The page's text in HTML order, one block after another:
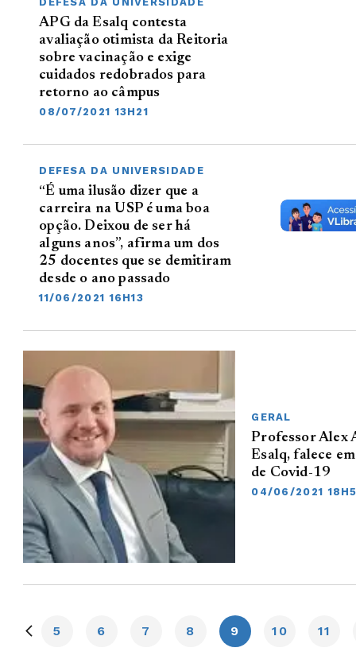
APG da Esalq contesta
avaliação otimista da Reitoria
sobre vacinação e exige
cuidados redobrados para
retorno ao câmpus
08/07/2021 13H21
DEFESA DA UNIVERSIDADE
“É uma ilusão dizer que a
carreira na USP é uma boa
opção. Deixou de ser há
alguns anos”, afirma um dos
25 docentes que se demitiram
desde o ano passado
11/06/2021 16H13
GERAL
Professor Alex
Esalq, falece
de Covid-19
04/06/2021
5 6 7 8 9 10 11